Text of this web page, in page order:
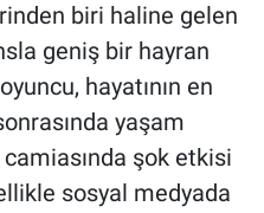
biri haline gelen
geniş bir hayran
hayatının en
yaşam
şok etkisi
sosyal medyada